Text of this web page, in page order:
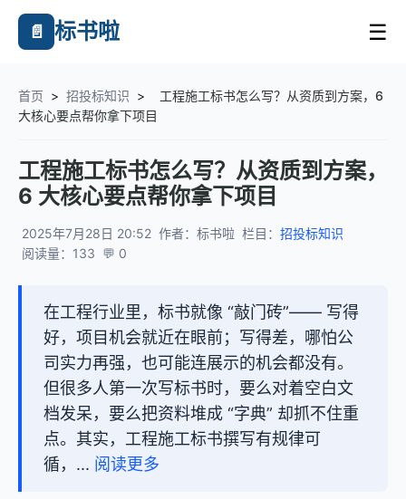
📄 标书啦 ☰
首页 > 招投标知识 >
工程施工标书怎么写？从资质到方案，6
大核心要点帮你拿下项目
工程施工标书怎么写？从资质到方案，
6 大核心要点帮你拿下项目
2025年7月28日 20:52 作者：标书啦 栏目： 招投标知识
阅读量：133 💬 0
在工程行业里，标书就像 “敲门砖”—— 写得
好，项目机会就近在眼前；写得差，哪怕公
司实力再强，也可能连展示的机会都没有。
但很多人第一次写标书时，要么对着空白文
档发呆，要么把资料堆成 “字典” 却抓不住重
点。其实，工程施工标书撰写有规律可
循，... 阅读更多